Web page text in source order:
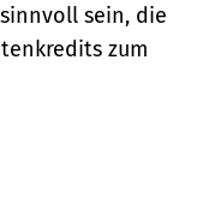
sein, die
zum